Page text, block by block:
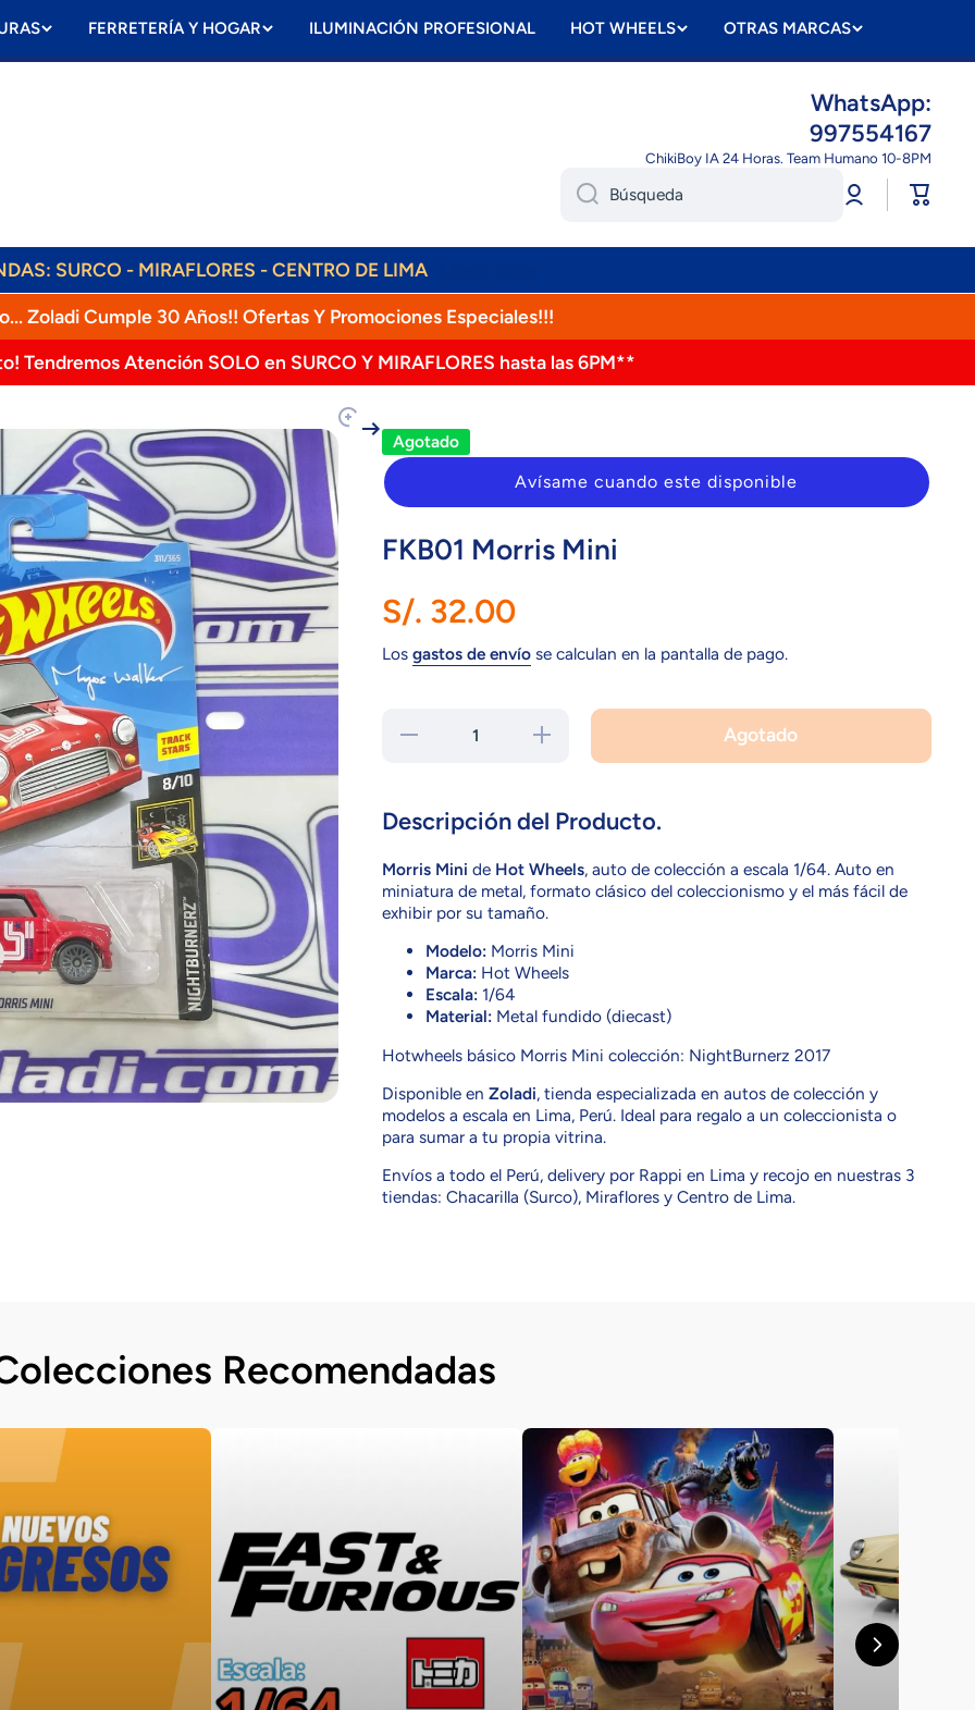
FERRETERÍA Y HOGAR ILUMINACIÓN PROFESIONAL HOT WHEELS OTRAS MARCAS
WhatsApp:
997554167
ChikiBoy IA 24 Horas. Team Humano 10-8PM
Búsqueda
Iniciar
sesión
Carrito
ENVÍOS DIARIOS! RAPPI, OLVA, SHALOM!
Zoladi Cumple 30 Años!! Ofertas Y Promociones Especiales!!!
Tendremos Atención SOLO en SURCO Y MIRAFLORES hasta las 6PM**
Agotado
Avísame cuando este disponible
FKB01 Morris Mini
S/. 32.00
Los gastos de envíose calculan en la pantalla de pago.
Reducir
Mini
Aumentar
cantidad
Mini
Agotado
Descripción del Producto.
Morris Mini de Hot Wheels, auto de colección a escala 1/64. Auto en
miniatura de metal, formato clásico del coleccionismo y el más fácil de
exhibir por su tamaño.
Modelo:Morris Mini
Marca:Hot Wheels
Escala:1/64
Material:Metal fundido (diecast)
Hotwheels básico Morris Mini colección: NightBurnerz 2017
Disponible en Zoladi, tienda especializada en autos de colección y
modelos a escala en Lima, Perú. Ideal para regalo a un coleccionista o
para sumar a tu propia vitrina.
Envíos a todo el Perú, delivery por Rappi en Lima y recojo en nuestras 3
tiendas: Chacarilla (Surco), Miraflores y Centro de Lima.
Recomendadas